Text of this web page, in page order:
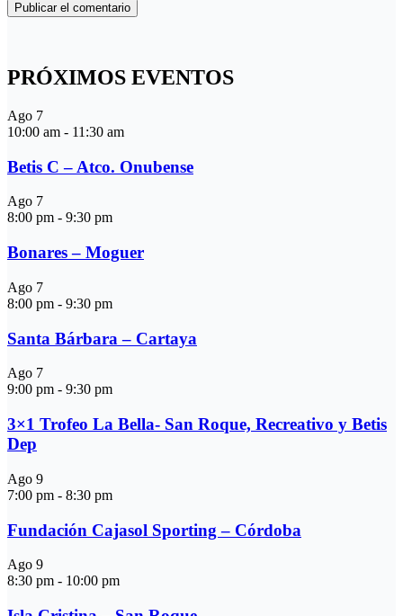
PRÓXIMOS EVENTOS
Ago 7
10:00 am - 11:30 am
Betis C – Atco. Onubense
Ago 7
8:00 pm - 9:30 pm
Bonares – Moguer
Ago 7
8:00 pm - 9:30 pm
Santa Bárbara – Cartaya
Ago 7
9:00 pm - 9:30 pm
3×1 Trofeo La Bella- San Roque, Recreativo y Betis
Dep
Ago 9
7:00 pm - 8:30 pm
Fundación Cajasol Sporting – Córdoba
Ago 9
8:30 pm - 10:00 pm